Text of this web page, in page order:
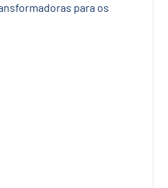
para os